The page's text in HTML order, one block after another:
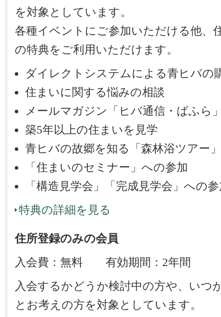
を対象としています。
各種イベントにご参加いただける他、
の特典をご利用いただけます。
ダイレクトシステムによる青ヒバの
住まいに関する悩みの相談
メールマガジン「ヒバ通信・ばふら
築5年以上の住まいを見学
青ヒバの故郷を知る「森林浴ツアー
「住まいのセミナー」への参加
「構造見学会」「完成見学会」への
特典の詳細を見る
住所登録のみの会員
入会費：無料 有効期間：2年間
入会するかどうか検討中の方や、いつ
とお考えの方を対象としています。